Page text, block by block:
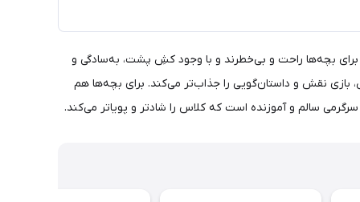
بچه‌ها راحت و بی‌خطرند و با وجود کشِ پشت، به‌سادگی و
بازی نقش و داستان‌گویی را جذاب‌تر می‌کند. برای بچه‌ها هم
سالم و آموزنده است که کلاس را شادتر و پویاتر می‌کند.